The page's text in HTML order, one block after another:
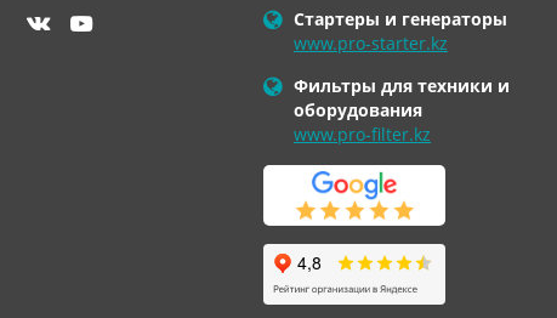
Стартеры и генераторы
www.pro-starter.kz
Фильтры для техники и
оборудования
www.pro-filter.kz